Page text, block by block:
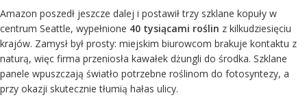
Amazon poszedł jeszcze dalej i postawił trzy szklane kopuły w
centrum Seattle, wypełnione 40 tysiącami roślin z kilkudziesięciu
krajów. Zamysł był prosty: miejskim biurowcom brakuje kontaktu z
naturą, więc firma przeniosła kawałek dżungli do środka. Szklane
panele wpuszczają światło potrzebne roślinom do fotosyntezy, a
przy okazji skutecznie tłumią hałas ulicy.